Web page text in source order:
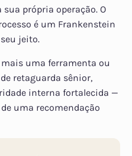
própria operação. O
é um Frankenstein
jeito.
mais uma ferramenta ou
retaguarda sênior,
interna fortalecida —
uma recomendação